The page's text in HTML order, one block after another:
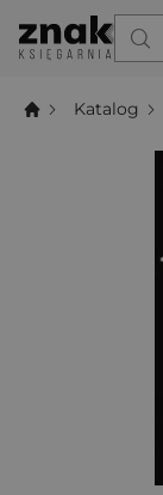
Katalog